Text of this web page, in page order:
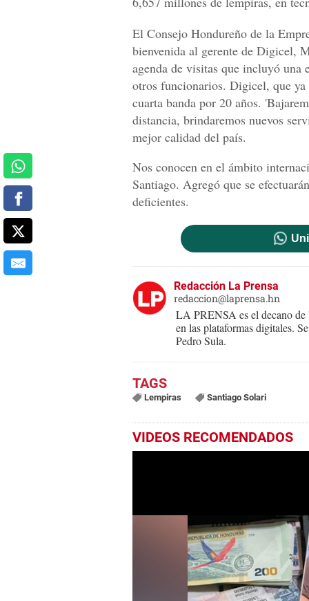
El Consejo Hondureño de la
bienvenida al gerente de Digicel,
agenda de visitas que incluyó una
otros funcionarios. Digicel, que ya
cuarta banda por 20 años.
distancia, brindaremos nuevos
mejor calidad del país.
Nos conocen en el ámbito
Santiago. Agregó que se
deficientes.
Redacción La Prensa
redaccion@laprensa.hn
LA PRENSA es el decano de
en las plataformas digitales.
Pedro Sula.
Lempiras Santiago Solari
VIDEOS RECOMENDADOS